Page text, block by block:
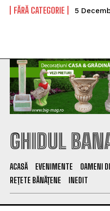
FĂRĂ CATEGORIE 5
GHIDUL
ACASĂ EVENIMENTE OAMENI
REȚETE BĂNĂȚENE
INEDIT